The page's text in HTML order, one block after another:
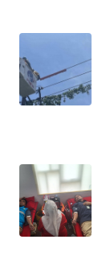
KARO
WN
SIMALUNGUN
WN
TAPANULI
TENGAH